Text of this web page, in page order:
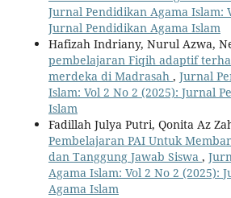
Jurnal Pendidikan Agama Islam:
Jurnal Pendidikan Agama Islam
Hafizah Indriany, Nurul Azwa,
pembelajaran Fiqih adaptif
merdeka di Madrasah , Jurnal
Islam: Vol 2 No 2 (2025): Jurnal
Islam
Fadillah Julya Putri, Qonita Az
Pembelajaran PAI Untuk
dan Tanggung Jawab Siswa ,
Agama Islam: Vol 2 No 2 (2025):
Agama Islam